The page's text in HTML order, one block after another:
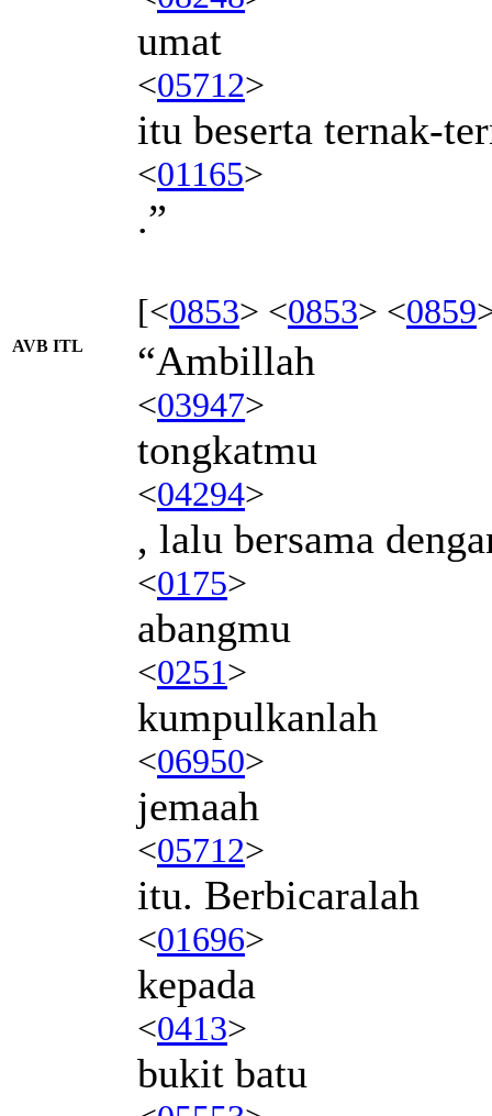
umat
<05712>
itu beserta ternak-
<01165>
.”
[<0853> <0853> <0859
AVB ITL “Ambillah
<03947>
tongkatmu
<04294>
, lalu bersama
<0175>
abangmu
<0251>
kumpulkanlah
<06950>
jemaah
<05712>
itu. Berbicaralah
<01696>
kepada
<0413>
bukit batu